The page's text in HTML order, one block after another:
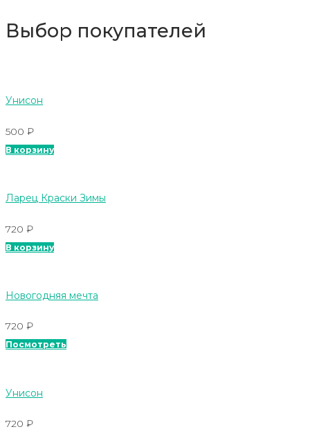
Выбор покупателей
Унисон
500 ₽
В корзину
Ларец Краски Зимы
720 ₽
В корзину
Новогодняя мечта
720 ₽
Посмотреть
Унисон
720 ₽